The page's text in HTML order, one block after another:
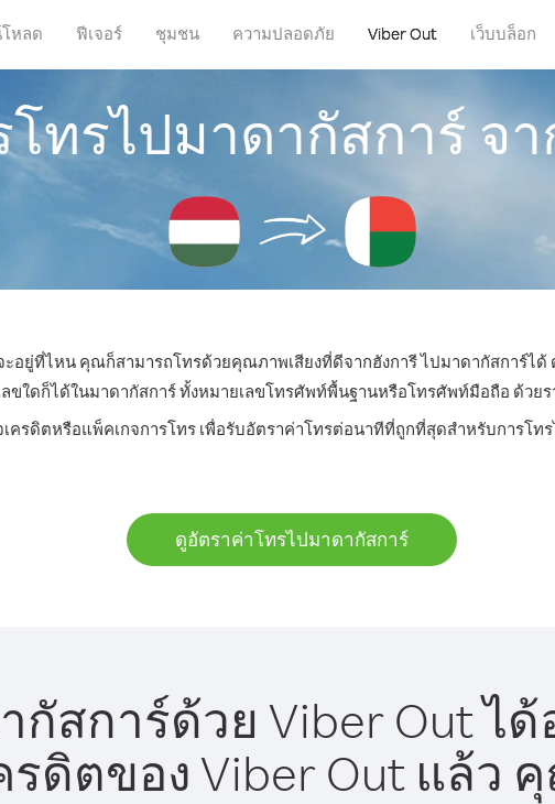
หลด ฟีเจอร์ ชุมชน ความปลอดภัย Viber Out เว็บบล็อก
ทรไปมาดากัสการ์ จ
อยู่ที่ไหน คุณก็สามารถโทรด้วยคุณภาพเสียงที่ดีจากฮังการี ไปมาดากัสการ์ได้
ขใดก็ได้ในมาดากัสการ์ ทั้งหมายเลขโทรศัพท์พื้นฐานหรือโทรศัพท์มือถือ ด้วยร
ครดิตหรือแพ็คเกจการโทร เพื่อรับอัตราค่าโทรต่อนาทีที่ถูกที่สุดสำหรับการโท
ดูอัตราค่าโทรไปมาดากัสการ์
กัสการ์ด้วย Viber Out ได้
ดิตของ Viber Out แล้ว